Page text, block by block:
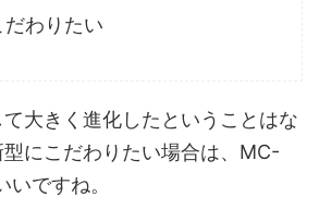
だわりたい
大きく進化したということはな
にこだわりたい場合は、MC-
ですね。